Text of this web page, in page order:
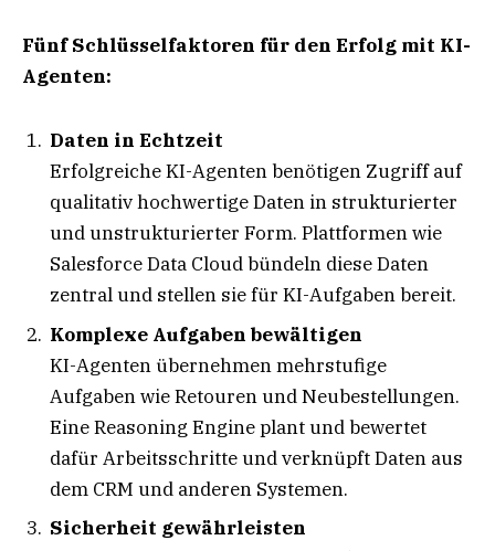
Fünf Schlüsselfaktoren für den Erfolg mit KI-
Agenten:
Daten in Echtzeit
Erfolgreiche KI-Agenten benötigen Zugriff auf
qualitativ hochwertige Daten in strukturierter
und unstrukturierter Form. Plattformen wie
Salesforce Data Cloud bündeln diese Daten
zentral und stellen sie für KI-Aufgaben bereit.
Komplexe Aufgaben bewältigen
KI-Agenten übernehmen mehrstufige
Aufgaben wie Retouren und Neubestellungen.
Eine Reasoning Engine plant und bewertet
dafür Arbeitsschritte und verknüpft Daten aus
dem CRM und anderen Systemen.
Sicherheit gewährleisten